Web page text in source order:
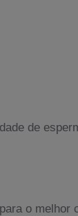
de
o melhor